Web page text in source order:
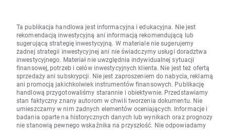
Ta publikacja handlowa jest informacyjna i edukacyjna. Nie jest
rekomendacją inwestycyjną ani informacją rekomendującą lub
sugerującą strategię inwestycyjną. W materiale nie sugerujemy
żadnej strategii inwestycyjnej ani nie świadczymy usługi doradztwa
inwestycyjnego. Materiał nie uwzględnia indywidualnej sytuacji
finansowej, potrzeb i celów inwestycyjnych klienta. Nie jest też ofertą
sprzedaży ani subskrypcji. Nie jest zaproszeniem do nabycia, reklamą
ani promocją jakichkolwiek instrumentów finansowych. Publikację
handlową przygotowaliśmy starannie i obiektywnie. Przedstawiamy
stan faktyczny znany autorom w chwili tworzenia dokumentu. Nie
umieszczamy w nim żadnych elementów oceniających. Informacje i
badania oparte na historycznych danych lub wynikach oraz prognozy
nie stanowią pewnego wskaźnika na przyszłość. Nie odpowiadamy